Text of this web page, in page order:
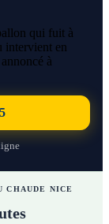
qui fuit à
intervient en
à
CHAUDE NICE